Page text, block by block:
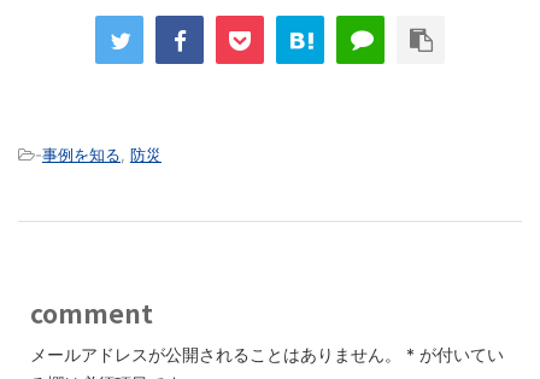
-事例を知る, 防災
comment
メールアドレスが公開されることはありません。 * が付いてい